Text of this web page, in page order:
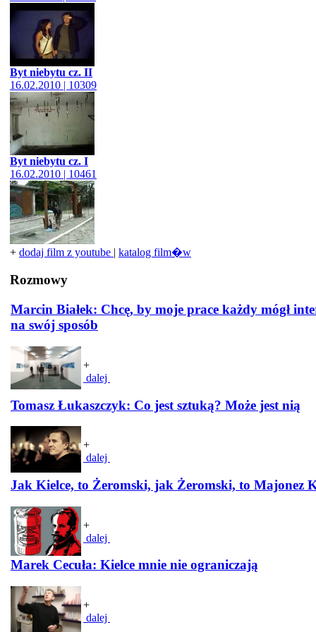
Byt niebytu cz. II
16.02.2010 | 10309
Byt niebytu cz. I
16.02.2010 | 10461
+ dodaj film z youtube | katalog film�w
Rozmowy
Marcin Białek: Chcę, by moje prace każdy mógł
na swój sposób
+
dalej
Tomasz Łukaszczyk: Co jest sztuką? Może jest nią
+
dalej
Jak Kielce, to Żeromski, jak Żeromski, to Majonez
+
dalej
Marek Cecuła: Kielce mnie nie ograniczają
+
dalej